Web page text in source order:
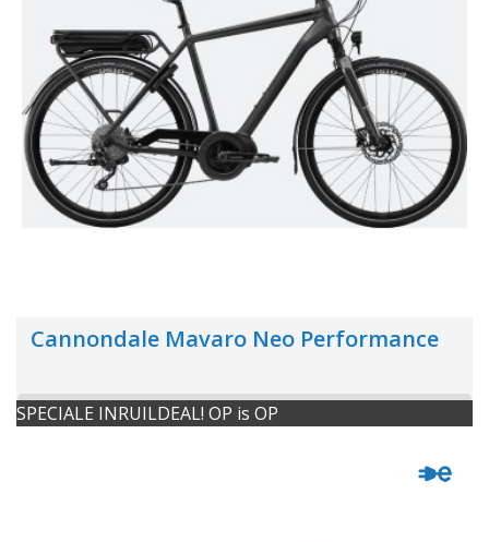
Cannondale Mavaro Neo Performance
SPECIALE INRUILDEAL! OP is OP